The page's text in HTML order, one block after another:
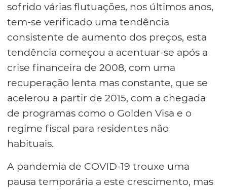
sofrido várias flutuações, nos últimos anos,
tem-se verificado uma tendência
consistente de aumento dos preços, esta
tendência começou a acentuar-se após a
crise financeira de 2008, com uma
recuperação lenta mas constante, que se
acelerou a partir de 2015, com a chegada
de programas como o Golden Visa e o
regime fiscal para residentes não
habituais.
A pandemia de COVID-19 trouxe uma
pausa temporária a este crescimento, mas